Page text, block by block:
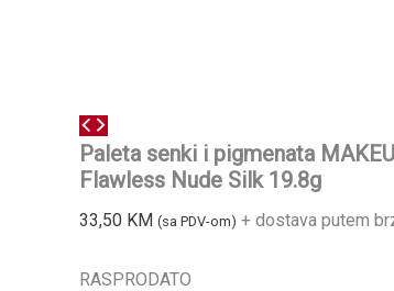
Paleta senki i pigmenata
Flawless Nude Silk 19.8g
33,50 KM (sa PDV-om) + dostava putem
RASPRODATO